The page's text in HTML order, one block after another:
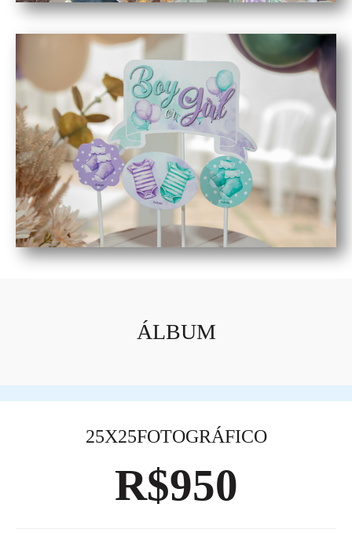
ÁLBUM
25X25FOTOGRÁFICO
R$950